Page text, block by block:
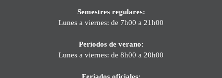
Semestres regulares:
Lunes a viernes: de 7h00 a 21h00
Períodos de verano:
Lunes a viernes: de 8h00 a 20h00
Feriados oficiales: